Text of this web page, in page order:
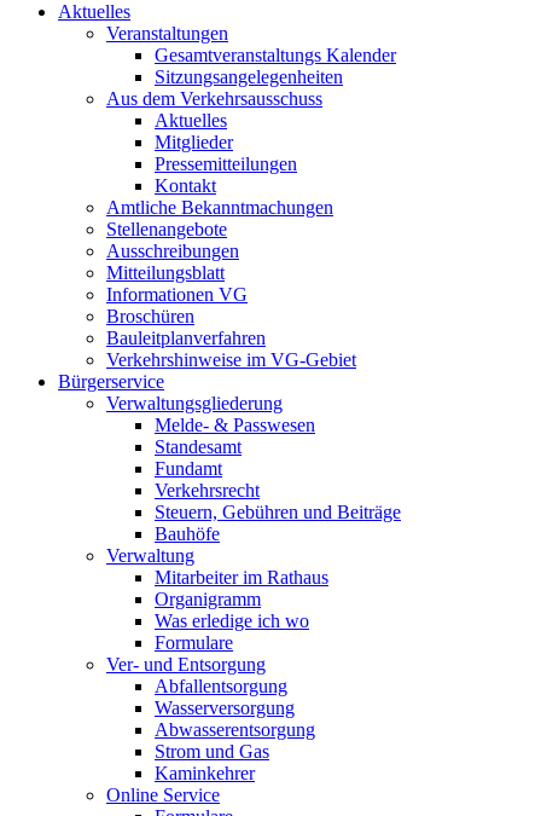
Aktuelles
Veranstaltungen
Gesamtveranstaltungs Kalender
Sitzungsangelegenheiten
Aus dem Verkehrsausschuss
Aktuelles
Mitglieder
Pressemitteilungen
Kontakt
Amtliche Bekanntmachungen
Stellenangebote
Ausschreibungen
Mitteilungsblatt
Informationen VG
Broschüren
Bauleitplanverfahren
Verkehrshinweise im VG-Gebiet
Bürgerservice
Verwaltungsgliederung
Melde- & Passwesen
Standesamt
Fundamt
Verkehrsrecht
Steuern, Gebühren und Beiträge
Bauhöfe
Verwaltung
Mitarbeiter im Rathaus
Organigramm
Was erledige ich wo
Formulare
Ver- und Entsorgung
Abfallentsorgung
Wasserversorgung
Abwasserentsorgung
Strom und Gas
Kaminkehrer
Online Service